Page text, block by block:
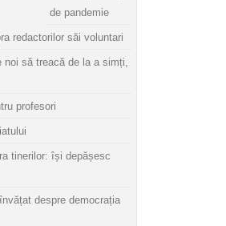
de pandemie
redactorilor săi voluntari
să treacă de la a simți,
profesori
tinerilor: își depășesc
despre democrația